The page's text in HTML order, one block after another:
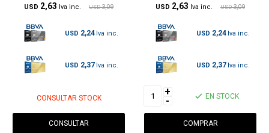
USD 2,63 USD 3,09
USD 2,24
USD 2,37
CONSULTAR STOCK
CONSULTAR
USD 2,63 USD 3,09
USD 2,24
USD 2,37
+
- EN STOCK